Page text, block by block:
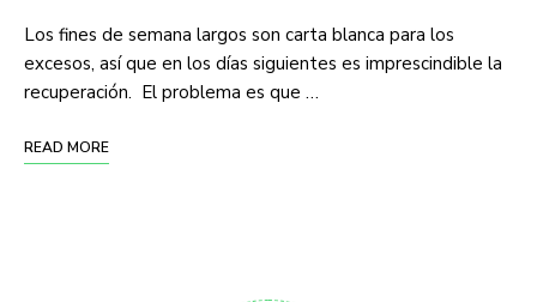
Los fines de semana largos son carta blanca para los
excesos, así que en los días siguientes es imprescindible la
recuperación. El problema es que …
READ MORE